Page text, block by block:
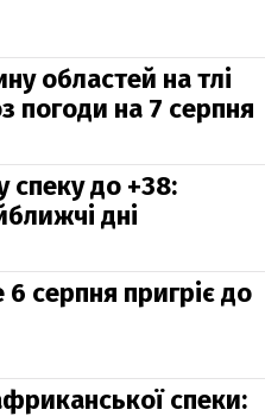
областей на тлі
погоди на 7 серпня
спеку до +38:
дні
6 серпня пригріє до
спеки: